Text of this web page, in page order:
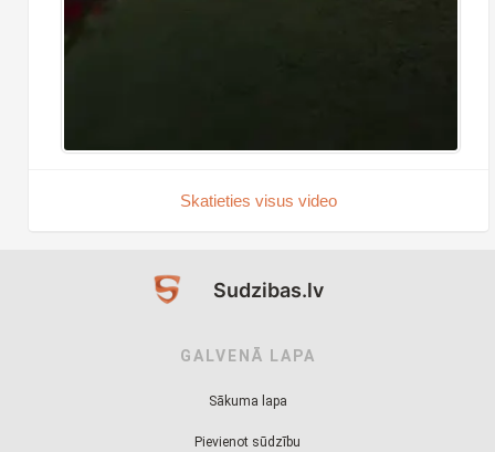
Skatieties visus video
Sudzibas.lv
GALVENĀ LAPA
Sākuma lapa
Pievienot sūdzību